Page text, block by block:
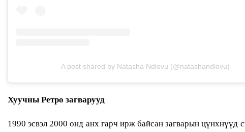
A post shared by Natasha Ndlovu (@natashandlovu)
Хуучны Ретро загварууд
1990 эсвэл 2000 онд анх гарч ирж байсан загварын цүнхнүүд